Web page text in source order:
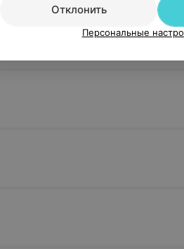
ОФЭКТ скелета
железы
Отклонить
Персональные